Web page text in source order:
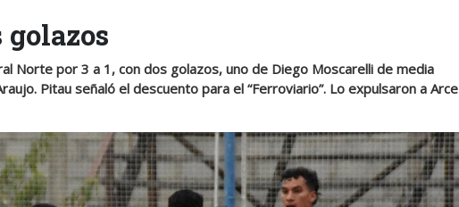
golazos
Norte por 3 a 1, con dos golazos, uno de Diego Moscarelli de media
Pitau señaló el descuento para el “Ferroviario”. Lo expulsaron a Arce